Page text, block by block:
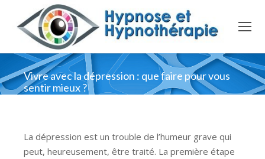
Vivre avec la dépression : que faire pour vous
sentir mieux ?
La dépression est un trouble de l’humeur grave qui
peut, heureusement, être traité. La première étape